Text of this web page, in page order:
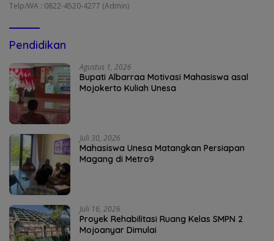
Telp/WA : 0822-4520-4277 (Admin)
Pendidikan
Agustus 1, 2026
Bupati Albarraa Motivasi Mahasiswa asal
Mojokerto Kuliah Unesa
Juli 30, 2026
Mahasiswa Unesa Matangkan Persiapan
Magang di Metro9
Juli 16, 2026
Proyek Rehabilitasi Ruang Kelas SMPN 2
Mojoanyar Dimulai